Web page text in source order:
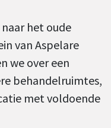
het oude
van Aspelare
we over een
behandelruimtes,
met voldoende